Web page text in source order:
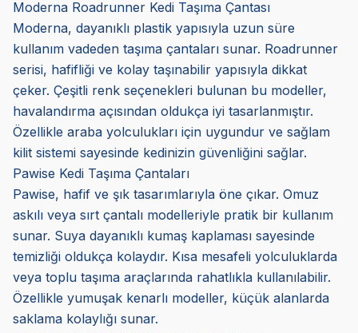
Moderna Roadrunner Kedi Taşıma Çantası
Moderna, dayanıklı plastik yapısıyla uzun süre
kullanım vadeden taşıma çantaları sunar. Roadrunner
serisi, hafifliği ve kolay taşınabilir yapısıyla dikkat
çeker. Çeşitli renk seçenekleri bulunan bu modeller,
havalandırma açısından oldukça iyi tasarlanmıştır.
Özellikle araba yolculukları için uygundur ve sağlam
kilit sistemi sayesinde kedinizin güvenliğini sağlar.
Pawise Kedi Taşıma Çantaları
Pawise, hafif ve şık tasarımlarıyla öne çıkar. Omuz
askılı veya sırt çantalı modelleriyle pratik bir kullanım
sunar. Suya dayanıklı kumaş kaplaması sayesinde
temizliği oldukça kolaydır. Kısa mesafeli yolculuklarda
veya toplu taşıma araçlarında rahatlıkla kullanılabilir.
Özellikle yumuşak kenarlı modeller, küçük alanlarda
saklama kolaylığı sunar.